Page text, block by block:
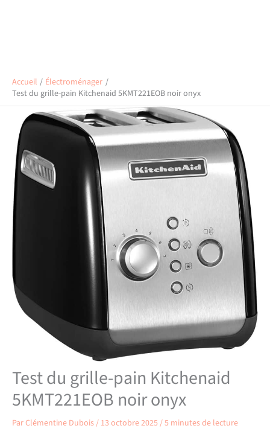
Accueil
Électroménager
Test du grille-pain Kitchenaid 5KMT221EOB noir onyx
Test du grille-pain Kitchenaid
5KMT221EOB noir onyx
ParClémentine Dubois/ 13 octobre 2025/5 minutes de lecture